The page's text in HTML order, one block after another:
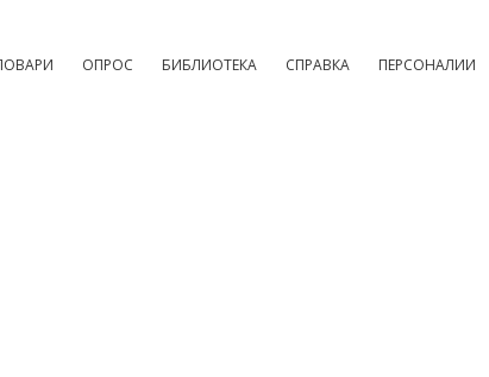
ОПРОС БИБЛИОТЕКА СПРАВКА ПЕРСОНАЛИИ